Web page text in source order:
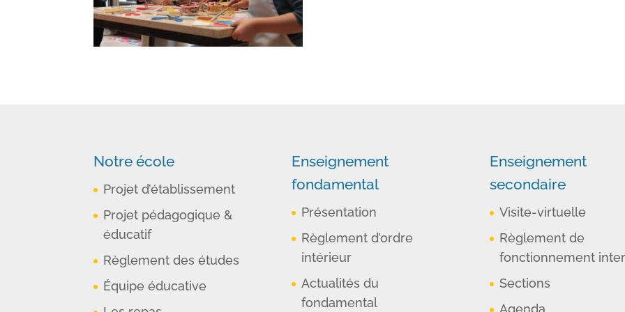
Notre école
Projet d’établissement
Projet pédagogique &
éducatif
Règlement des études
Équipe éducative
Enseignement
fondamental
Présentation
Règlement d’ordre
intérieur
Actualités du
fondamental
Enseignement
secondaire
Visite-virtuelle
Règlement de
fonctionnement
Sections
Agenda